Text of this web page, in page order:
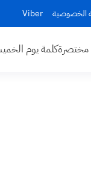
الخصوصية Viber
مختصرةكلمة يوم